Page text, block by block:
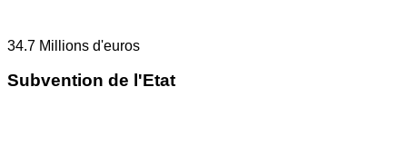
34.7 Millions d'euros
Subvention de l'Etat